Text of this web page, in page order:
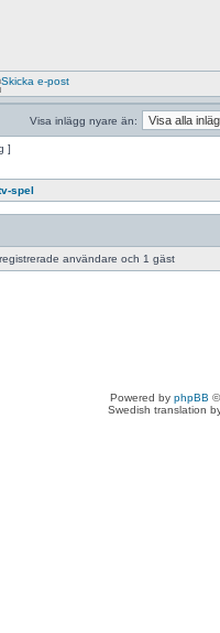
Visa inlägg nyare än:
]
spel
användare och 1 gäst
Powered by phpBB
Swedish translation